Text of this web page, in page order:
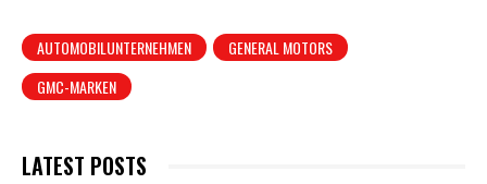
AUTOMOBILUNTERNEHMEN
GENERAL MOTORS
GMC-MARKEN
LATEST POSTS